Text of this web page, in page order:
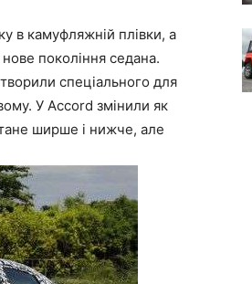
в камуфляжній плівки, а
покоління седана.
спеціального для
У Accord змінили як
ширше і нижче, але